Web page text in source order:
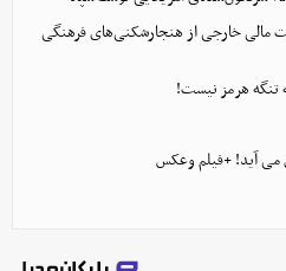
مالی خارجی از هنجارشکنی‌های فرهنگی
تنگه هرمز نیست!
می آید! +فیلم وعکس